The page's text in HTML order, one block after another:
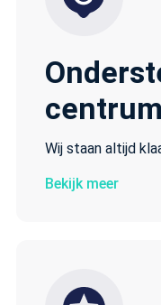
centrum
Wij staan altijd
Bekijk meer